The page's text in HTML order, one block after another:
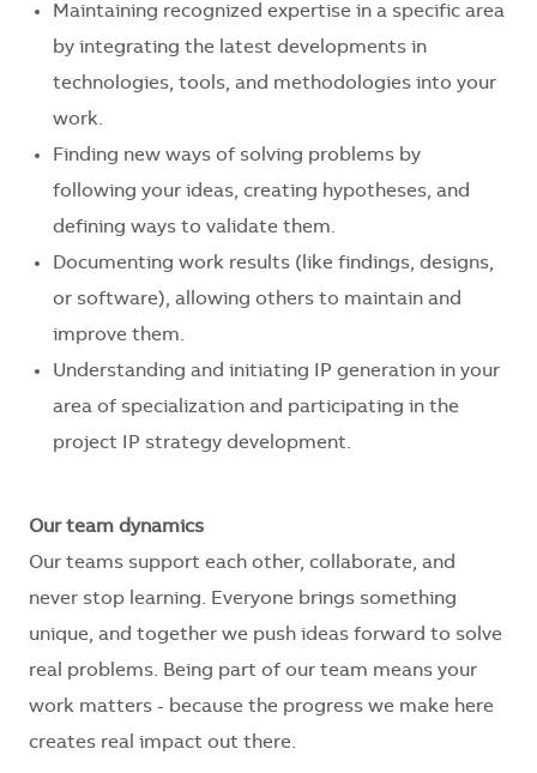
Maintaining recognized expertise in a specific area
by integrating the latest developments in
technologies, tools, and methodologies into your
work.
Finding new ways of solving problems by
following your ideas, creating hypotheses, and
defining ways to validate them.
Documenting work results (like findings, designs,
or software), allowing others to maintain and
improve them.
Understanding and initiating IP generation in your
area of specialization and participating in the
project IP strategy development.
Our team dynamics
Our teams support each other, collaborate, and
never stop learning. Everyone brings something
unique, and together we push ideas forward to solve
real problems. Being part of our team means your
work matters - because the progress we make here
creates real impact out there.